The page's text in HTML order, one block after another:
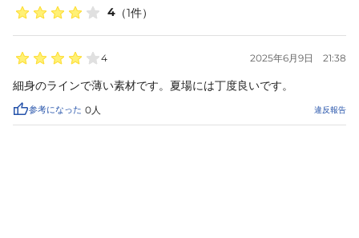
4 （1件）
4 2025年6月9日 21:38
細身のラインで薄い素材です。夏場には丁度良いです。
参考になった 0 人 違反報告